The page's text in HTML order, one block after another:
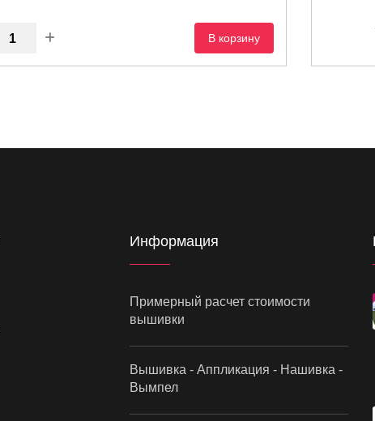
В корзину
Информация
Примерный расчет стоимости
вышивки
Вышивка - Аппликация - Нашивка -
Вымпел